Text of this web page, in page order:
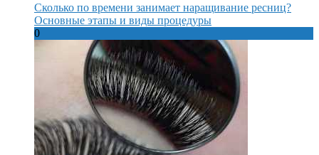
Сколько по времени занимает наращивание ресниц?
Основные этапы и виды процедуры
0